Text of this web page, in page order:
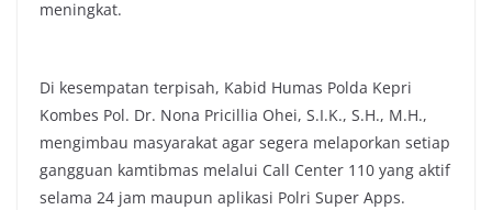
meningkat.
Di kesempatan terpisah, Kabid Humas Polda Kepri
Kombes Pol. Dr. Nona Pricillia Ohei, S.I.K., S.H., M.H.,
mengimbau masyarakat agar segera melaporkan setiap
gangguan kamtibmas melalui Call Center 110 yang aktif
selama 24 jam maupun aplikasi Polri Super Apps.